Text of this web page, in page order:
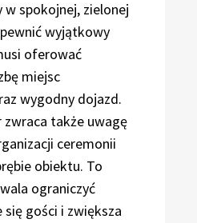
w spokojnej, zielonej
wyjątkowy
oferować
miejsc
wygodny dojazd.
zwraca także uwagę
ceremonii
obiektu. To
ograniczyć
się gości i zwiększa